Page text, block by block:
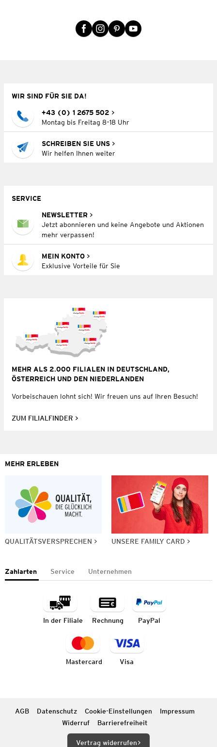
WIR SIND FÜR SIE DA!
+43 (0) 1 2675 502
Montag bis Freitag 8–18 Uhr
SCHREIBEN SIE UNS
Wir helfen Ihnen weiter
SERVICE
NEWSLETTER
Jetzt abonnieren und keine Angebote und Aktionen
mehr verpassen!
MEIN KONTO
Exklusive Vorteile für Sie
MEHR ALS 2.000 FILIALEN IN DEUTSCHLAND,
ÖSTERREICH UND DEN NIEDERLANDEN
Vorbeischauen lohnt sich! Wir freuen uns auf Ihren Besuch!
ZUM FILIALFINDER
MEHR ERLEBEN
QUALITÄTSVERSPRECHEN UNSERE FAMILY CARD
Zahlarten Service Unternehmen
In der Filiale Rechnung PayPal
Mastercard Visa
AGB Datenschutz Cookie-Einstellungen
Impressum
Widerruf
Barrierefreiheit
Vertrag widerrufen